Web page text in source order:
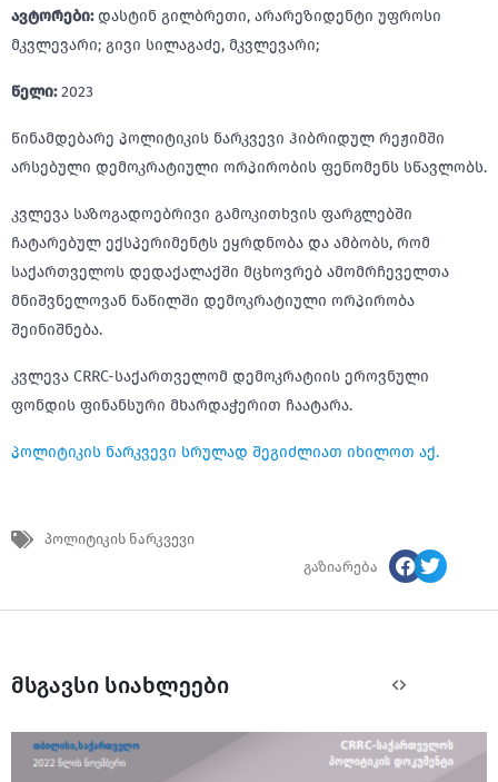
ავტორები:დასტინ გილბრეთი, არარეზიდენტი უფროსი
მკვლევარი; გივი სილაგაძე, მკვლევარი;
წელი:2023
წინამდებარე პოლიტიკის ნარკვევი ჰიბრიდულ რეჟიმში
არსებული დემოკრატიული ორპირობის ფენომენს სწავლობს.
კვლევა საზოგადოებრივი გამოკითხვის ფარგლებში
ჩატარებულ ექსპერიმენტს ეყრდნობა და ამბობს, რომ
საქართველოს დედაქალაქში მცხოვრებ ამომრჩეველთა
მნიშვნელოვან ნაწილში დემოკრატიული ორპირობა
შეინიშნება.
კვლევა CRRC-საქართველომ დემოკრატიის ეროვნული
ფონდის ფინანსური მხარდაჭერით ჩაატარა.
პოლიტიკის ნარკვევი სრულად შეგიძლიათ იხილოთ აქ.
პოლიტიკის ნარკვევი
გაზიარება
მსგავსი სიახლეები